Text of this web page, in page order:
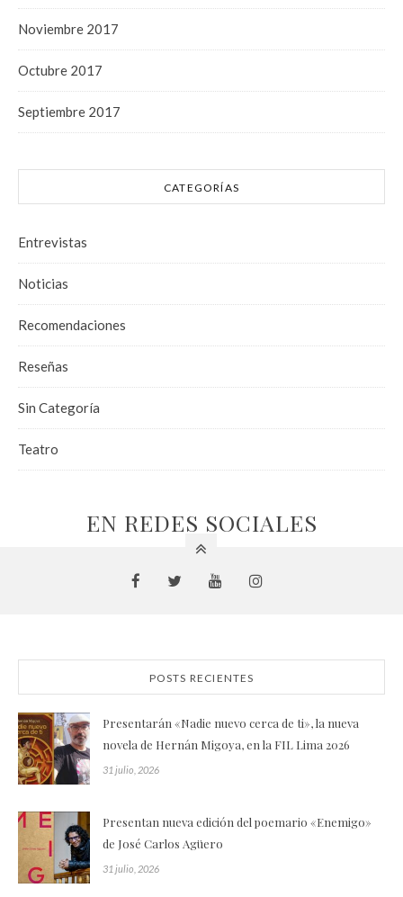
Noviembre 2017
Octubre 2017
Septiembre 2017
CATEGORÍAS
Entrevistas
Noticias
Recomendaciones
Reseñas
Sin Categoría
Teatro
EN REDES SOCIALES
POSTS RECIENTES
Presentarán «Nadie nuevo cerca de ti», la nueva
novela de Hernán Migoya, en la FIL Lima 2026
31 julio, 2026
Presentan nueva edición del poemario «Enemigo»
de José Carlos Agüero
31 julio, 2026